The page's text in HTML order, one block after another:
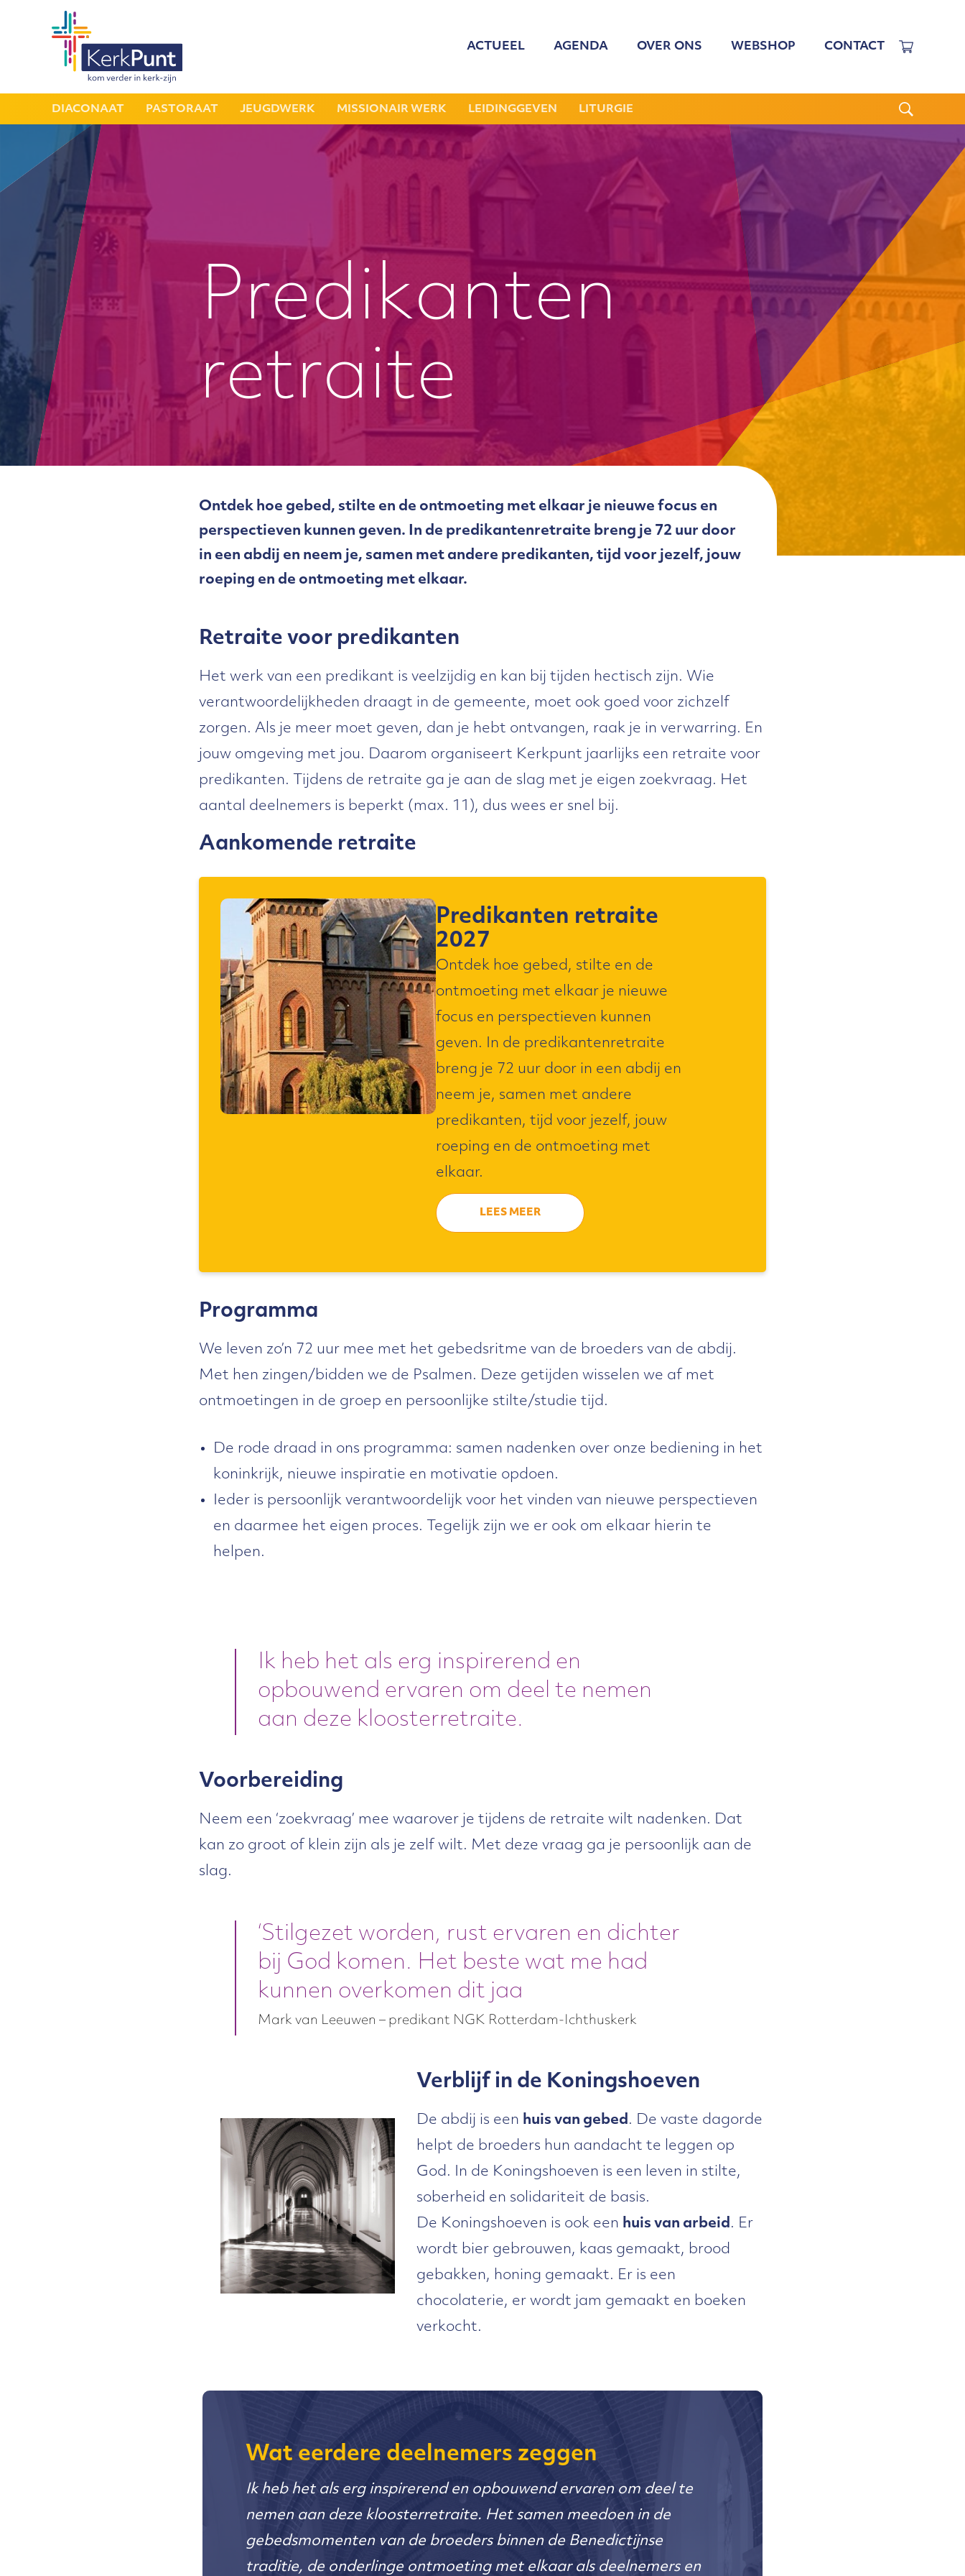
ACTUEEL AGENDA OVER ONS
GEZOCHT: LEDEN BESTUUR
NIEUWSBRIEVEN
WEBSHOP CONTACT
DIACONAAT PASTORAAT JEUGDWERK MISSIONAIR WERK LEIDINGGEVEN LITURGIE
Predikanten
retraite
Ontdek hoe gebed, stilte en de ontmoeting met elkaar je nieuwe focus en
perspectieven kunnen geven. In de predikantenretraite breng je 72 uur door
in een abdij en neem je, samen met andere predikanten, tijd voor jezelf, jouw
roeping en de ontmoeting met elkaar.
Retraite voor predikanten
Het werk van een predikant is veelzijdig en kan bij tijden hectisch zijn. Wie
verantwoordelijkheden draagt in de gemeente, moet ook goed voor zichzelf
zorgen. Als je meer moet geven, dan je hebt ontvangen, raak je in verwarring. En
jouw omgeving met jou. Daarom organiseert Kerkpunt jaarlijks een retraite voor
predikanten. Tijdens de retraite ga je aan de slag met je eigen zoekvraag. Het
aantal deelnemers is beperkt (max. 11), dus wees er snel bij.
Aankomende retraite
Predikanten retraite
2027
Ontdek hoe gebed, stilte en de
ontmoeting met elkaar je nieuwe
focus en perspectieven kunnen
geven. In de predikantenretraite
breng je 72 uur door in een abdij en
neem je, samen met andere
predikanten, tijd voor jezelf, jouw
roeping en de ontmoeting met
elkaar.
LEES MEER
Programma
We leven zo’n 72 uur mee met het gebedsritme van de broeders van de abdij.
Met hen zingen/bidden we de Psalmen. Deze getijden wisselen we af met
ontmoetingen in de groep en persoonlijke stilte/studie tijd.
De rode draad in ons programma: samen nadenken over onze bediening in het
koninkrijk, nieuwe inspiratie en motivatie opdoen.
Ieder is persoonlijk verantwoordelijk voor het vinden van nieuwe perspectieven
en daarmee het eigen proces. Tegelijk zijn we er ook om elkaar hierin te
helpen.
Ik heb het als erg inspirerend en
opbouwend ervaren om deel te nemen
aan deze kloosterretraite.
Voorbereiding
Neem een ‘zoekvraag’ mee waarover je tijdens de retraite wilt nadenken. Dat
kan zo groot of klein zijn als je zelf wilt. Met deze vraag ga je persoonlijk aan de
slag.
‘Stilgezet worden, rust ervaren en dichter
bij God komen. Het beste wat me had
kunnen overkomen dit jaa
Mark van Leeuwen – predikant NGK Rotterdam-Ichthuskerk
Verblijf in de Koningshoeven
De abdij is een huis van gebed. De vaste dagorde
helpt de broeders hun aandacht te leggen op
God. In de Koningshoeven is een leven in stilte,
soberheid en solidariteit de basis.
De Koningshoeven is ook een huis van arbeid. Er
wordt bier gebrouwen, kaas gemaakt, brood
gebakken, honing gemaakt. Er is een
chocolaterie, er wordt jam gemaakt en boeken
verkocht.
Wat eerdere deelnemers zeggen
Ik heb het als erg inspirerend en opbouwend ervaren om deel te
nemen aan deze kloosterretraite. Het samen meedoen in de
gebedsmomenten van de broeders binnen de Benedictijnse
traditie, de onderlinge ontmoeting met elkaar als deelnemers en